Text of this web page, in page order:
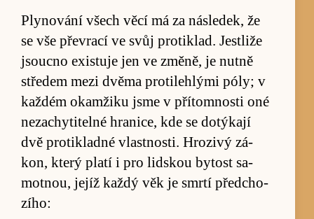
Plynování všech věcí má za ná­sle­dek, že
se vše převrací ve svůj pro­ti­klad. Jestliže
jsoucno exis­tuje jen ve změně, je nutně
stře­dem mezi dvěma pro­ti­leh­lými póly; v
kaž­dém okamžiku jsme v pří­tom­nosti oné
ne­za­chy­ti­telné hrani­ce, kde se do­tý­kají
dvě pro­ti­kladné vlastnos­ti. Hro­zivý zá­
kon, který platí i pro lid­skou by­tost sa­
motnou, je­jíž každý věk je smrtí před­cho­
zí­ho: